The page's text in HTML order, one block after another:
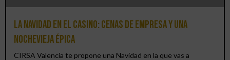
La Navidad en el Casino: cenas de empresa y una
Nochevieja épica
CIRSA Valencia te propone una Navidad en la que vas a